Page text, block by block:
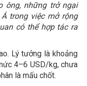
ông, những trở ngại
trong việc mở rộng
có thể hợp tác ra
Lý tưởng là khoảng
4–6 USD/kg, chưa
là mấu chốt.